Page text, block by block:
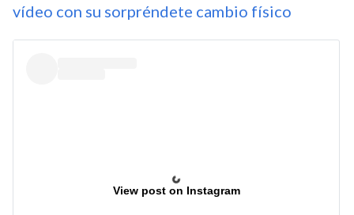
vídeo con su sorpréndete cambio físico
View post on Instagram